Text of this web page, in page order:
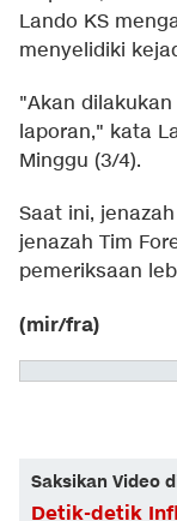
Lando KS
menyelidiki
"Akan
laporan," kata
Minggu (3/4).
Saat ini,
jenazah Tim
pemeriksaan
(mir/fra)
Saksikan Video
Detik-detik